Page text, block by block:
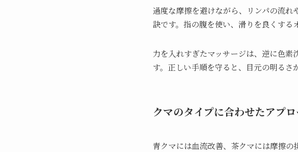
過度な摩擦を避けながら、リンパの流
訣です。指の腹を使い、滑りを良くする
力を入れすぎたマッサージは、逆に色
す。正しい手順を守ると、目元の明るさ
クマのタイプに合わせたアプ
青クマには血流改善、茶クマには摩擦